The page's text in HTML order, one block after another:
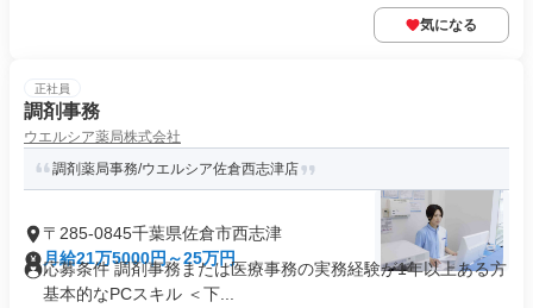
気になる
正社員
調剤事務
ウエルシア薬局株式会社
調剤薬局事務/ウエルシア佐倉西志津店
〒285-0845千葉県佐倉市西志津
月給21万5000円～25万円
応募条件 調剤事務または医療事務の実務経験が1年以上ある方
基本的なPCスキル ＜下...